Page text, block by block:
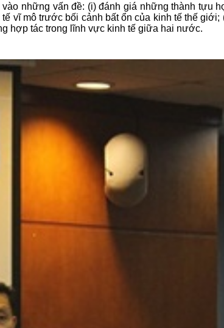
những vấn đề: (i) đánh giá những thành tựu
vĩ mô trước bối cảnh bất ổn của kinh tế thế giới;
hợp tác trong lĩnh vực kinh tế giữa hai nước.